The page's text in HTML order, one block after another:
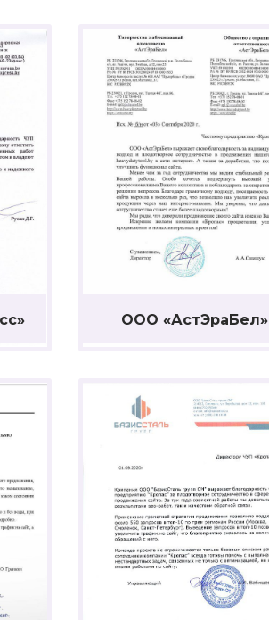
ООО «АстЭраБел»